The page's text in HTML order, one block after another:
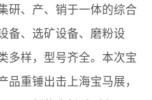
研、产、销于一体的综合
备、选矿设备、磨粉设
多样，型号齐全。本次宝
重锤出击上海宝马展，